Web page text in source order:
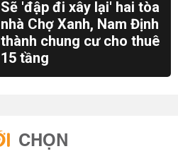
Sẽ 'đập đi xây lại' hai tòa
nhà Chợ Xanh, Nam Định
thành chung cư cho thuê
15 tầng
CHỌN